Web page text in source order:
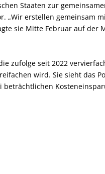
Staaten zur
„Wir erstellen gemeinsam
sie Mitte Februar auf der
zufolge seit 2022
wird. Sie sieht das